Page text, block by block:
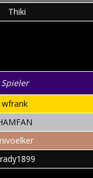
Thiki
Spieler
wfrank